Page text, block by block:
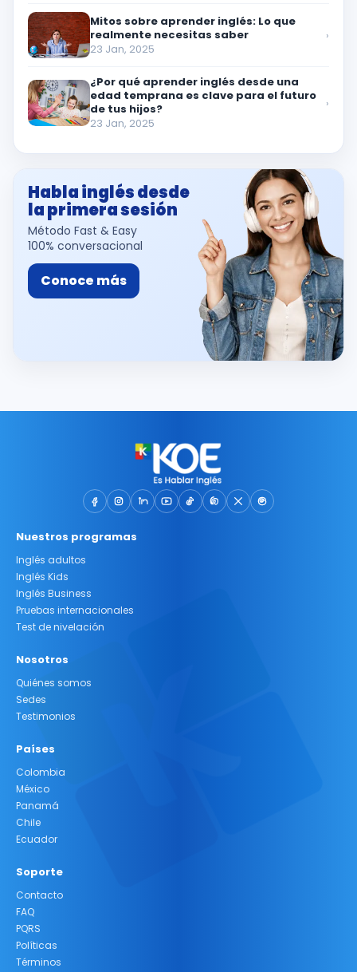
Mitos sobre aprender inglés: Lo que
realmente necesitas saber
23 Jan, 2025
›
¿Por qué aprender inglés desde una
edad temprana es clave para el futuro
de tus hijos?
23 Jan, 2025
›
Habla inglés desde
la primera sesión
Método Fast & Easy
100% conversacional
Conoce más
Nuestros programas
Inglés adultos
Inglés Kids
Inglés Business
Pruebas internacionales
Test de nivelación
Nosotros
Quiénes somos
Sedes
Testimonios
Países
Colombia
México
Panamá
Chile
Ecuador
Soporte
Contacto
FAQ
PQRS
Políticas
Términos